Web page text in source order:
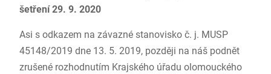
šetření 29. 9. 2020
Asi s odkazem na závazné stanovisko č. j. MUSP
45148/2019 dne 13. 5. 2019, později na náš podnět
zrušené rozhodnutím Krajského úřadu olomouckého